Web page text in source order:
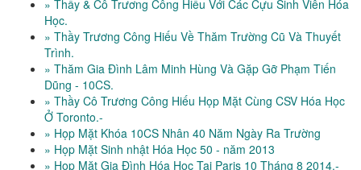
» Thầy & Cô Trương Công Hiếu Với Các Cựu Sinh Viên Hóa
Học.
» Thầy Trương Công Hiếu Về Thăm Trường Cũ Và Thuyết
Trình.
» Thăm Gia Đình Lâm Minh Hùng Và Gặp Gỡ Phạm Tiến
Dũng - 10CS.
» Thầy Cô Trương Công Hiếu Họp Mặt Cùng CSV Hóa Học
Ở Toronto.-
» Họp Mặt Khóa 10CS Nhân 40 Năm Ngày Ra Trường
» Họp Mặt Sinh nhật Hóa Học 50 - năm 2013
» Họp Mặt Gia Đình Hóa Học Tại Paris 10 Tháng 8 2014.-